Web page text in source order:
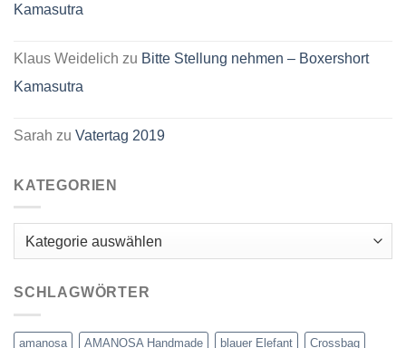
mit
Kamasutra
Klaus Weidelich zu Bitte Stellung nehmen – Boxershort
Kamasutra
Sarah zu Vatertag 2019
KATEGORIEN
Kategorien
SCHLAGWÖRTER
amanosa AMANOSA Handmade blauer Elefant Crossbag